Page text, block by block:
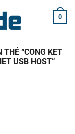
0
“CONG KET
USB HOST”